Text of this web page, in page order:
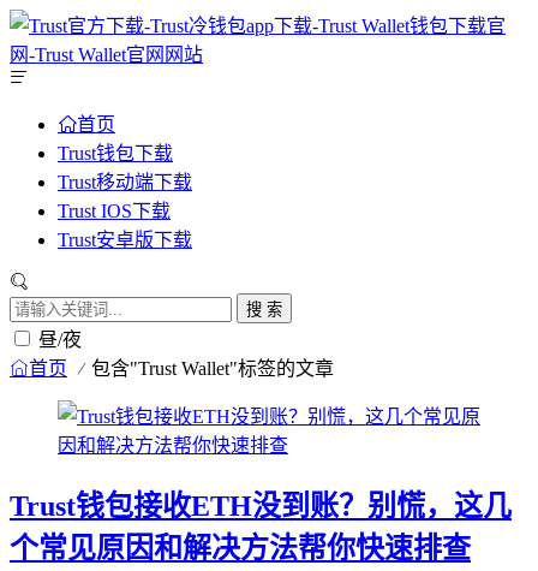
首页
Trust钱包下载
Trust移动端下载
Trust IOS下载
Trust安卓版下载
搜 索
昼/夜
首页 包含"Trust Wallet"标签的文章
Trust钱包接收ETH没到账？别慌，这几
个常见原因和解决方法帮你快速排查